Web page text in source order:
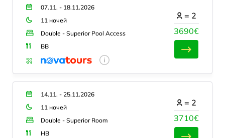
07.11. - 18.11.2026
11 ночей
Double - Superior Pool Access
BB
3690€
= 2
14.11. - 25.11.2026
11 ночей
Double - Superior Room
HB
3710€
= 2